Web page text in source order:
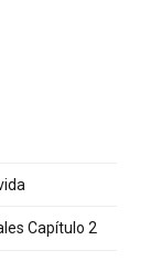
Capítulo 2